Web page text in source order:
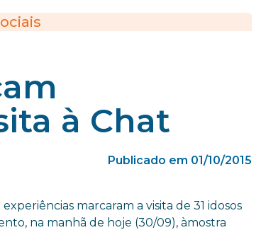
à Chat
Publicado em 01/10/2015
marcaram a visita de 31 idosos
na manhã de hoje (30/09), àmostra